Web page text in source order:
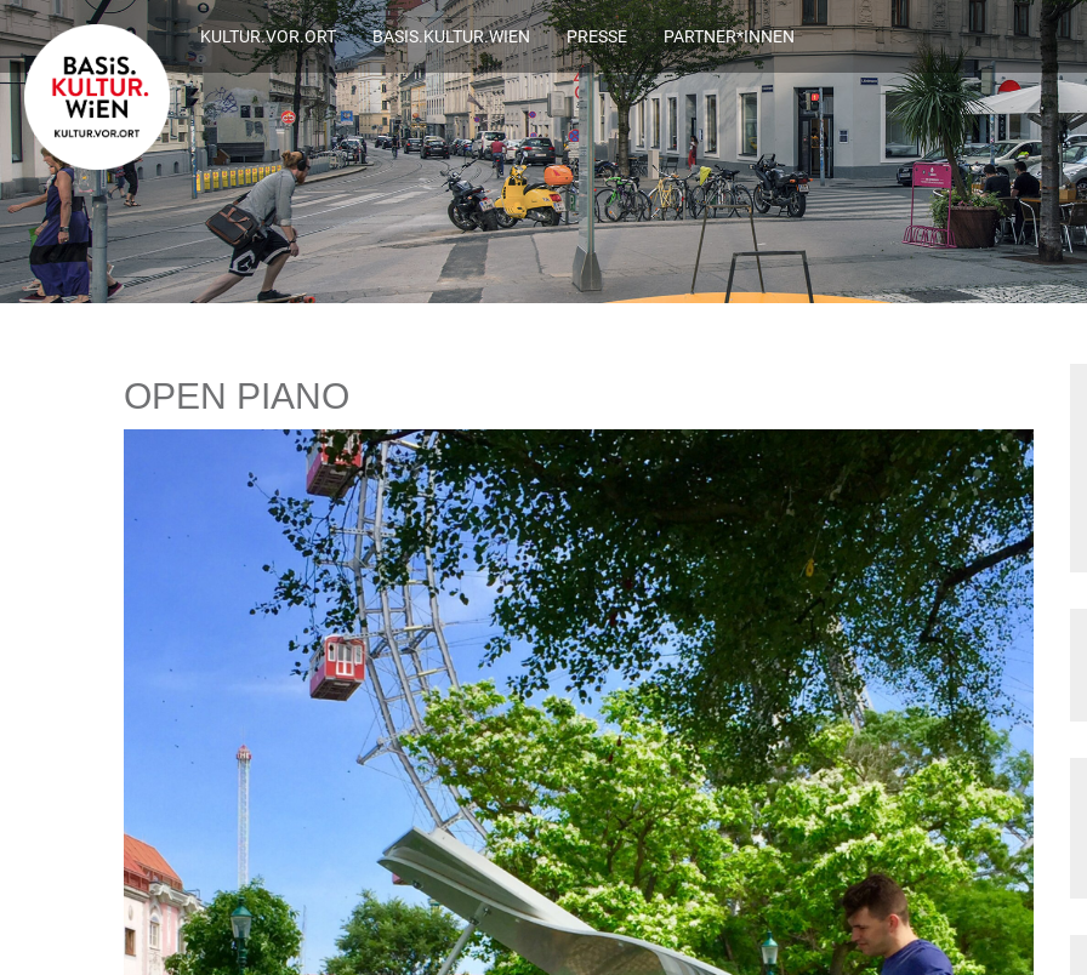
KULTUR.VOR.ORT BASIS.KULTUR.WIEN PRESSE PARTNER*INNEN
OPEN PIANO